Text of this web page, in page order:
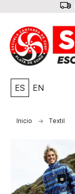
ES EN
Inicio Textil